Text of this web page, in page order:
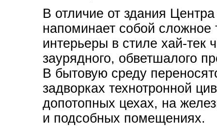
В отличие от здания
напоминает собой сложное
интерьеры в стиле хай-тек
заурядного, обветшалого
В бытовую среду
задворках технотронной
допотопных цехах, на
и подсобных помещениях.